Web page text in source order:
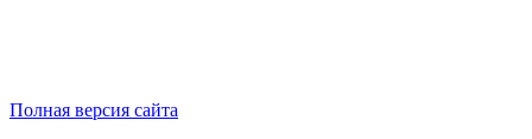
Полная версия сайта